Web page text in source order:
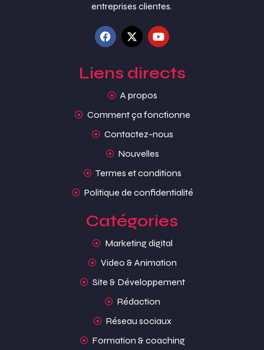
entreprises clientes.
Liens directs
A propos
Comment ça fonctionne
Contactez-nous
Nouvelles
Termes et conditions
Politique de confidentialité
Catégories
Marketing digital
Video & Animation
Site & Développement
Rédaction
Réseau sociaux
Formation & coaching